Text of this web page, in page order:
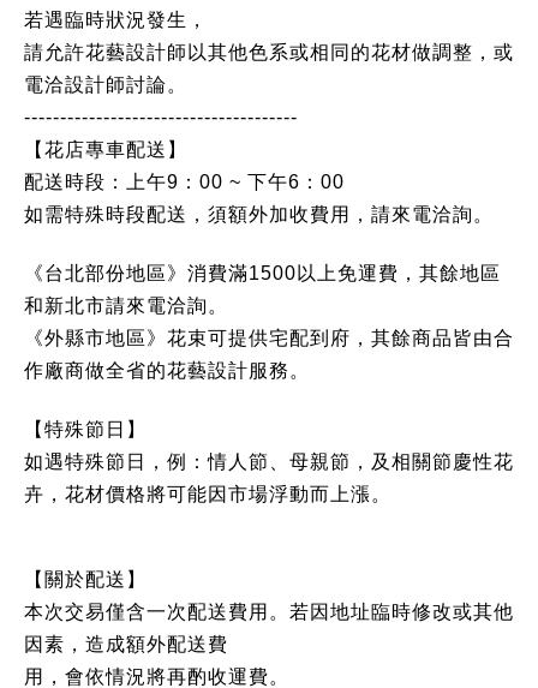
若遇臨時狀況發生，
請允許花藝設計師以其他色系或相同的花材做調整，或
電洽設計師討論。
--------------------------------------
【花店專車配送】
配送時段：上午9：00 ~ 下午6：00
如需特殊時段配送，須額外加收費用，請來電洽詢。
《台北部份地區》消費滿1500以上免運費，其餘地區
和新北市請來電洽詢。
《外縣市地區》花束可提供宅配到府，其餘商品皆由合
作廠商做全省的花藝設計服務。
【特殊節日】
如遇特殊節日，例：情人節、母親節，及相關節慶性花
卉，花材價格將可能因市場浮動而上漲。
【關於配送】
本次交易僅含一次配送費用。若因地址臨時修改或其他
因素，造成額外配送費
用，會依情況將再酌收運費。